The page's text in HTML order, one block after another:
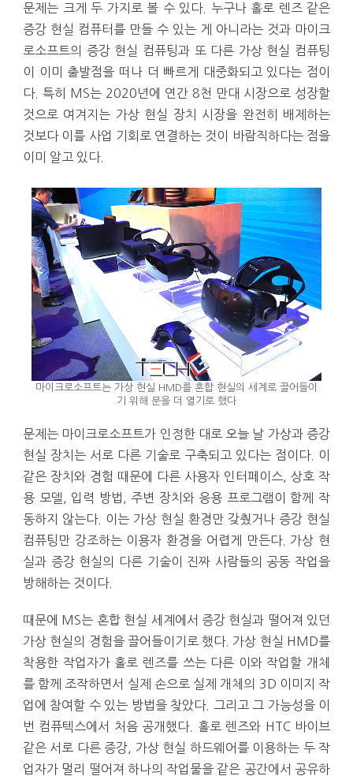
문제는 크게 두 가지로 볼 수 있다. 누구나 홀로 렌즈 같은
증강 현실 컴퓨터를 만들 수 있는 게 아니라는 것과 마이크
로소프트의 증강 현실 컴퓨팅과 또 다른 가상 현실 컴퓨팅
이 이미 출발점을 떠나 더 빠르게 대중화되고 있다는 점이
다. 특히 MS는 2020년에 연간 8천 만대 시장으로 성장할
것으로 여겨지는 가상 현실 장치 시장을 완전히 배제하는
것보다 이를 사업 기회로 연결하는 것이 바람직하다는 점을
이미 알고 있다.
마이크로소프트는 가상 현실 HMD를 혼합 현실의 세계로 끌어들이
기 위해 문을 더 열기로 했다
문제는 마이크로소프트가 인정한 대로 오늘 날 가상과 증강
현실 장치는 서로 다른 기술로 구축되고 있다는 점이다. 이
같은 장치와 경험 때문에 다른 사용자 인터페이스, 상호 작
용 모델, 입력 방법, 주변 장치와 응용 프로그램이 함께 작
동하지 않는다. 이는 가상 현실 환경만 갖췄거나 증강 현실
컴퓨팅만 강조하는 이용자 환경을 어렵게 만든다. 가상 현
실과 증강 현실의 다른 기술이 진짜 사람들의 공동 작업을
방해하는 것이다.
때문에 MS는 혼합 현실 세계에서 증강 현실과 떨어져 있던
가상 현실의 경험을 끌어들이기로 했다. 가상 현실 HMD를
착용한 작업자가 홀로 렌즈를 쓰는 다른 이와 작업할 개체
를 함께 조작하면서 실제 손으로 실제 개체의 3D 이미지 작
업에 참여할 수 있는 방법을 찾았다. 그리고 그 가능성을 이
번 컴퓨텍스에서 처음 공개했다. 홀로 렌즈와 HTC 바이브
같은 서로 다른 증강, 가상 현실 하드웨어를 이용하는 두 작
업자가 멀리 떨어져 하나의 작업물을 같은 공간에서 공유하